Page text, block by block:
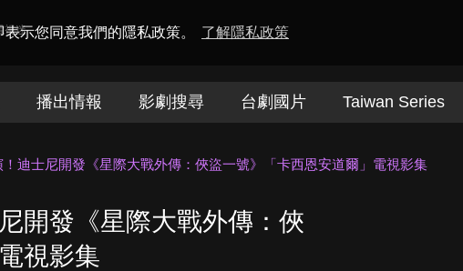
示您同意我們的隱私政策。 了解隱私政策
視迷
播出情報 影劇搜尋 台劇國片 Taiwan Series
迪士尼開發《星際大戰外傳：俠盜一號》「卡西恩安道爾」電視影集
開發《星際大戰外傳：俠
視影集